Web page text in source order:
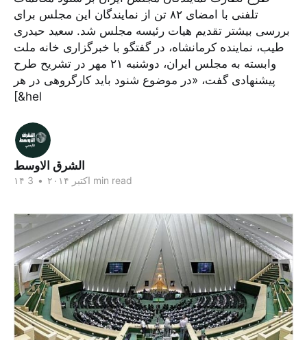
تلفنی با امضای ۸۲ تن از نمایندگان این مجلس برای
بررسی بیشتر تقدیم هیات رئیسه مجلس شد. سعید حیدری
طیب، نماینده کرمانشاه، در گفتگو با خبرگزاری خانه ملت
وابسته به مجلس ایران، دوشنبه ۲۱ مهر در تشریح طرح
پیشنهادی گفت، «در موضوع شنود باید کارگروهی در هر
[&hel
الشرق الاوسط
۱۴ اکتبر ۲۰۱۴ • 3 min read